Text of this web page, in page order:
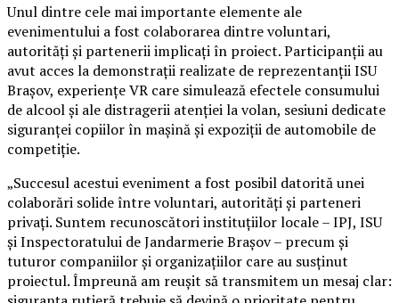
Unul dintre cele mai importante elemente ale
evenimentului a fost colaborarea dintre voluntari,
autorități și partenerii implicați în proiect. Participanții au
avut acces la demonstrații realizate de reprezentanții ISU
Brașov, experiențe VR care simulează efectele consumului
de alcool și ale distragerii atenției la volan, sesiuni dedicate
siguranței copiilor în mașină și expoziții de automobile de
competiție.
„Succesul acestui eveniment a fost posibil datorită unei
colaborări solide între voluntari, autorități și parteneri
privați. Suntem recunoscători instituțiilor locale – IPJ, ISU
și Inspectoratului de Jandarmerie Brașov – precum și
tuturor companiilor și organizațiilor care au susținut
proiectul. Împreună am reușit să transmitem un mesaj clar: